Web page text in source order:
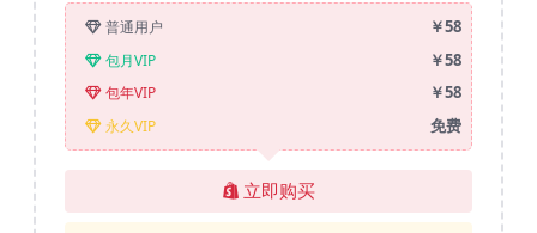
普通用户 ￥58
包月VIP ￥58
包年VIP ￥58
永久VIP 免费
立即购买